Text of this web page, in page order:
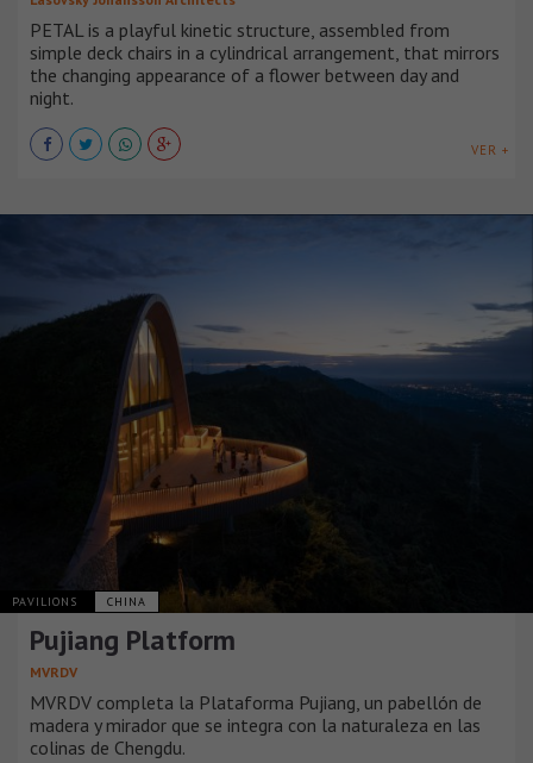
PETAL is a playful kinetic structure, assembled from
simple deck chairs in a cylindrical arrangement, that mirrors
the changing appearance of a flower between day and
night.
VER +
PAVILIONS CHINA
Pujiang Platform
MVRDV
MVRDV completa la Plataforma Pujiang, un pabellón de
madera y mirador que se integra con la naturaleza en las
colinas de Chengdu.